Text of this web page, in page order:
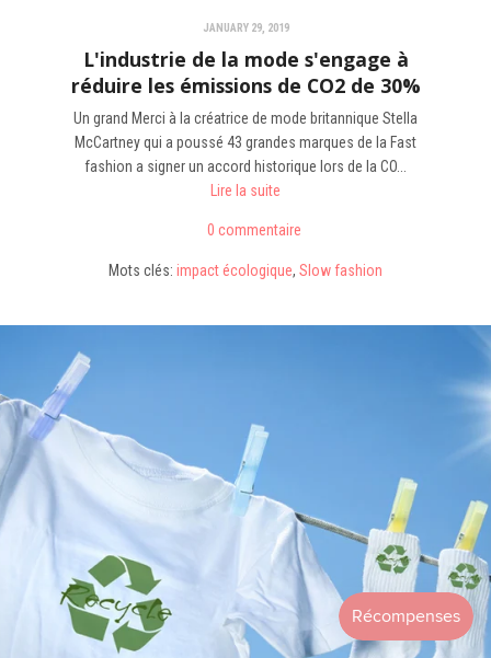
JANUARY 29, 2019
L'industrie de la mode s'engage à
réduire les émissions de CO2 de 30%
Un grand Merci à la créatrice de mode britannique Stella
McCartney qui a poussé 43 grandes marques de la Fast
fashion a signer un accord historique lors de la CO...
Lire la suite
0 commentaire
Mots clés: impact écologique, Slow fashion